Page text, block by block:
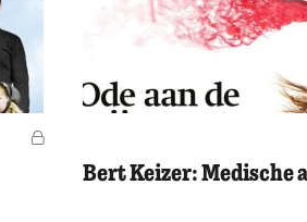
Voor leden
Bert Keizer: Medische